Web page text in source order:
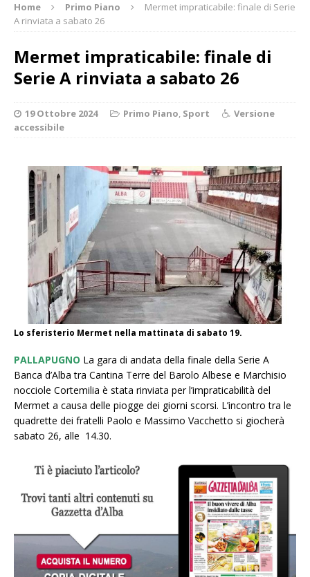
Home Primo Piano
Mermet impraticabile: finale di Serie
A rinviata a sabato 26
Mermet impraticabile: finale di
Serie A rinviata a sabato 26
19 Ottobre 2024 Primo Piano, Sport
Versione
accessibile
Lo sferisterio Mermet nella mattinata di sabato 19.
PALLAPUGNO La gara di andata della finale della Serie A
Banca d’Alba tra Cantina Terre del Barolo Albese e Marchisio
nocciole Cortemilia è stata rinviata per l’impraticabilità del
Mermet a causa delle piogge dei giorni scorsi. L’incontro tra le
quadrette dei fratelli Paolo e Massimo Vacchetto si giocherà
sabato 26, alle 14.30.